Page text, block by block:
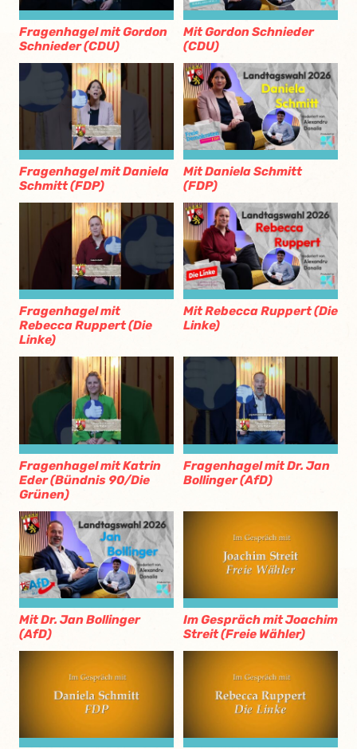
Fragenhagel mit Gordon
Schnieder (CDU)
Mit Gordon Schnieder
(CDU)
Fragenhagel mit Daniela
Schmitt (FDP)
Mit Daniela Schmitt
(FDP)
Fragenhagel mit
Rebecca Ruppert (Die
Linke)
Mit Rebecca Ruppert (Die
Linke)
Fragenhagel mit Katrin
Eder (Bündnis 90/Die
Grünen)
Fragenhagel mit Dr. Jan
Bollinger (AfD)
Mit Dr. Jan Bollinger
(AfD)
Im Gespräch mit Joachim
Streit (Freie Wähler)